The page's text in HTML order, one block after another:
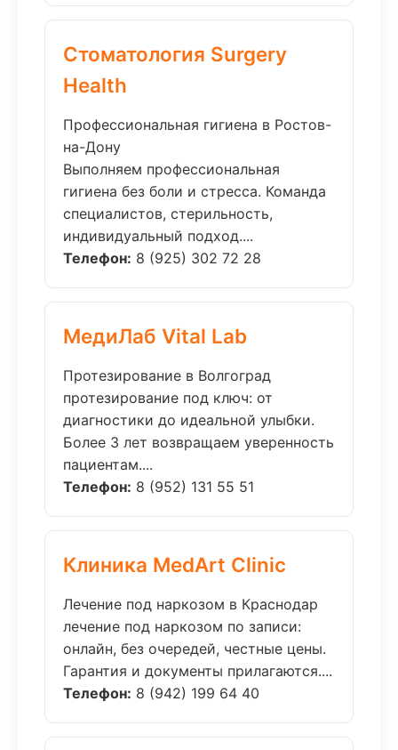
Стоматология Surgery
Health
Профессиональная гигиена в Ростов-
на-Дону
Выполняем профессиональная
гигиена без боли и стресса. Команда
специалистов, стерильность,
индивидуальный подход....
Телефон: 8 (925) 302 72 28
МедиЛаб Vital Lab
Протезирование в Волгоград
протезирование под ключ: от
диагностики до идеальной улыбки.
Более 3 лет возвращаем уверенность
пациентам....
Телефон: 8 (952) 131 55 51
Клиника MedArt Clinic
Лечение под наркозом в Краснодар
лечение под наркозом по записи:
онлайн, без очередей, честные цены.
Гарантия и документы прилагаются....
Телефон: 8 (942) 199 64 40